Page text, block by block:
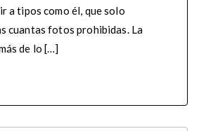
a tipos como él, que solo
cuantas fotos prohibidas. La
de lo […]